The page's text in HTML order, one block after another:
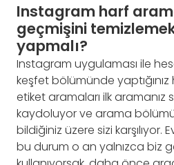
Instagram harf
geçmişini
yapmalı?
Instagram uygulaması ile
keşfet bölümünde yaptığınız
etiket aramaları ilk aramanız
kaydoluyor ve arama
bildiğiniz üzere sizi karşılıyor.
bu durum o an yalnızca biz